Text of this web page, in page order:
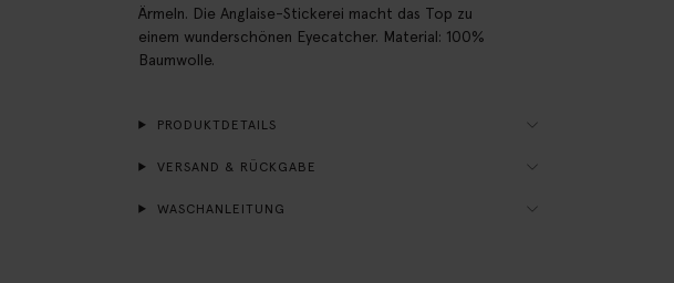
Ärmeln. Die Anglaise-Stickerei macht das Top zu
einem wunderschönen Eyecatcher. Material: 100%
Baumwolle.
PRODUKTDETAILS
VERSAND & RÜCKGABE
WASCHANLEITUNG